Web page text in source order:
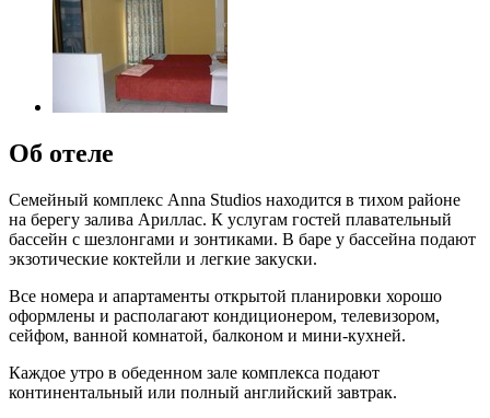
Об отеле
Семейный комплекс Anna Studios находится в тихом районе
на берегу залива Ариллас. К услугам гостей плавательный
бассейн с шезлонгами и зонтиками. В баре у бассейна подают
экзотические коктейли и легкие закуски.
Все номера и апартаменты открытой планировки хорошо
оформлены и располагают кондиционером, телевизором,
сейфом, ванной комнатой, балконом и мини-кухней.
Каждое утро в обеденном зале комплекса подают
континентальный или полный английский завтрак.